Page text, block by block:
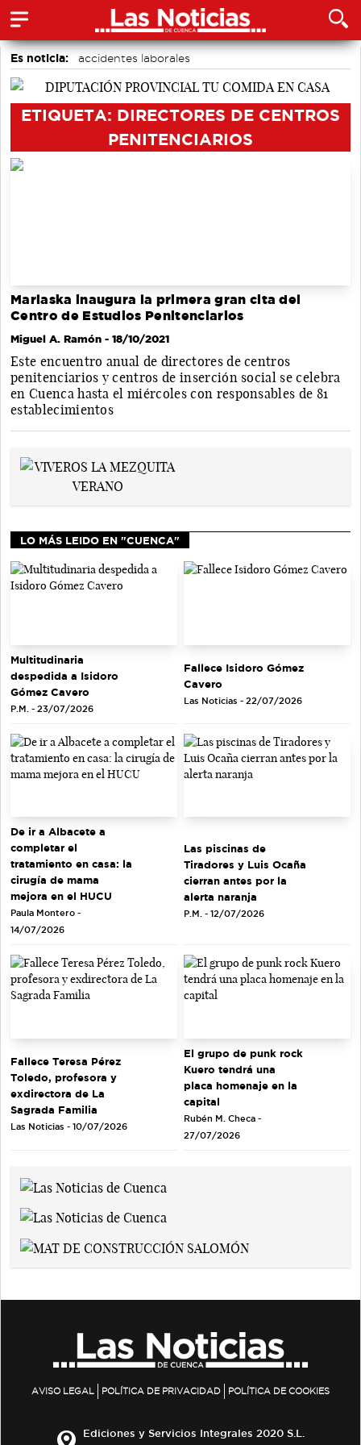
Es noticia:
accidentes laborales
Actividades culturales en Cuenca
Área de Deportes
Motor
ETIQUETA: DIRECTORES DE CENTROS
PENITENCIARIOS
Marlaska inaugura la primera gran cita del
Centro de Estudios Penitenciarios
Miguel A. Ramón - 18/10/2021
Este encuentro anual de directores de centros
penitenciarios y centros de inserción social se celebra
en Cuenca hasta el miércoles con responsables de 81
establecimientos
LO MÁS LEIDO EN "CUENCA"
Multitudinaria
despedida a Isidoro
Gómez Cavero
P.M. - 23/07/2026
Fallece Isidoro Gómez
Cavero
Las Noticias - 22/07/2026
De ir a Albacete a
completar el
tratamiento en casa: la
cirugía de mama
mejora en el HUCU
Paula Montero -
14/07/2026
Las piscinas de
Tiradores y Luis Ocaña
cierran antes por la
alerta naranja
P.M. - 12/07/2026
Fallece Teresa Pérez
Toledo, profesora y
exdirectora de La
Sagrada Familia
Las Noticias - 10/07/2026
El grupo de punk rock
Kuero tendrá una
placa homenaje en la
capital
Rubén M. Checa -
27/07/2026
AVISO LEGAL POLÍTICA DE PRIVACIDAD POLÍTICA DE COOKIES
Ediciones y Servicios Integrales 2020 S.L.